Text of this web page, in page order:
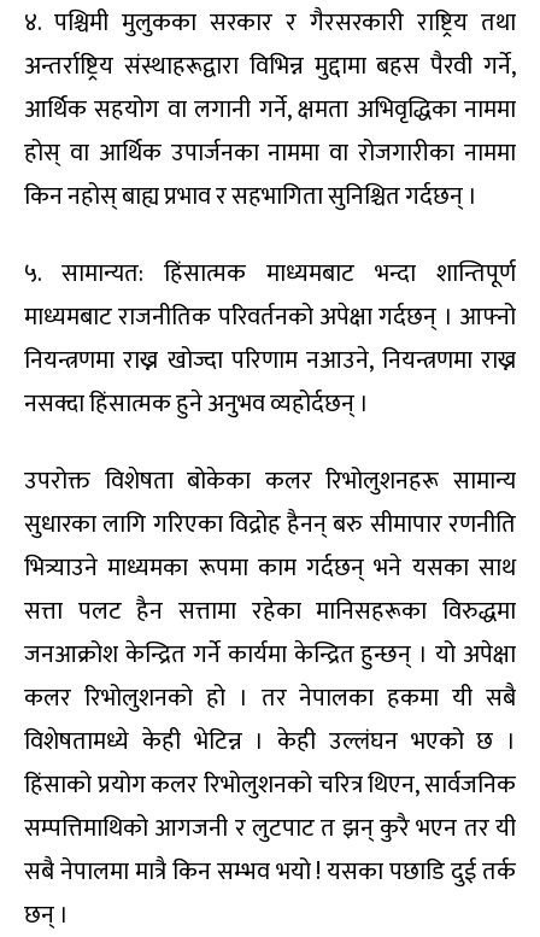
४. पश्चिमी मुलुकका सरकार र गैरसरकारी राष्ट्रिय तथा
अन्तर्राष्ट्रिय संस्थाहरूद्वारा विभिन्न मुद्दामा बहस पैरवी गर्ने,
आर्थिक सहयोग वा लगानी गर्ने, क्षमता अभिवृद्धिका नाममा
होस् वा आर्थिक उपार्जनका नाममा वा रोजगारीका नाममा
किन नहोस् बाह्य प्रभाव र सहभागिता सुनिश्चित गर्दछन् ।
५. सामान्यत: हिंसात्मक माध्यमबाट भन्दा शान्तिपूर्ण
माध्यमबाट राजनीतिक परिवर्तनको अपेक्षा गर्दछन् । आफ्नो
नियन्त्रणमा राख्न खोज्दा परिणाम नआउने, नियन्त्रणमा राख्न
नसक्दा हिंसात्मक हुने अनुभव व्यहोर्दछन् ।
उपरोक्त विशेषता बोकेका कलर रिभोलुशनहरू सामान्य
सुधारका लागि गरिएका विद्रोह हैनन् बरु सीमापार रणनीति
भित्र्याउने माध्यमका रूपमा काम गर्दछन् भने यसका साथ
सत्ता पलट हैन सत्तामा रहेका मानिसहरूका विरुद्धमा
जनआक्रोश केन्द्रित गर्ने कार्यमा केन्द्रित हुन्छन् । यो अपेक्षा
कलर रिभोलुशनको हो । तर नेपालका हकमा यी सबै
विशेषतामध्ये केही भेटिन्न । केही उल्लंघन भएको छ ।
हिंसाको प्रयोग कलर रिभोलुशनको चरित्र थिएन, सार्वजनिक
सम्पत्तिमाथिको आगजनी र लुटपाट त झन् कुरै भएन तर यी
सबै नेपालमा मात्रै किन सम्भव भयो ! यसका पछाडि दुई तर्क
छन् ।